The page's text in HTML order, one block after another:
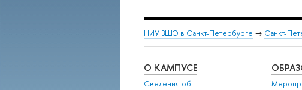
НИУ ВШЭ в Санкт-Петербурге → Санкт-
О КАМПУСЕ
Сведения об